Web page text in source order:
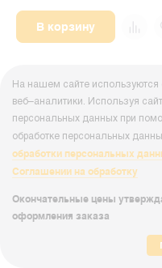
В корзину
На нашем сайте
веб–аналитики. Используя
персональных данных при
обработке персональных
обработки персональных
Соглашении на обработку
Окончательные цены
оформления заказа